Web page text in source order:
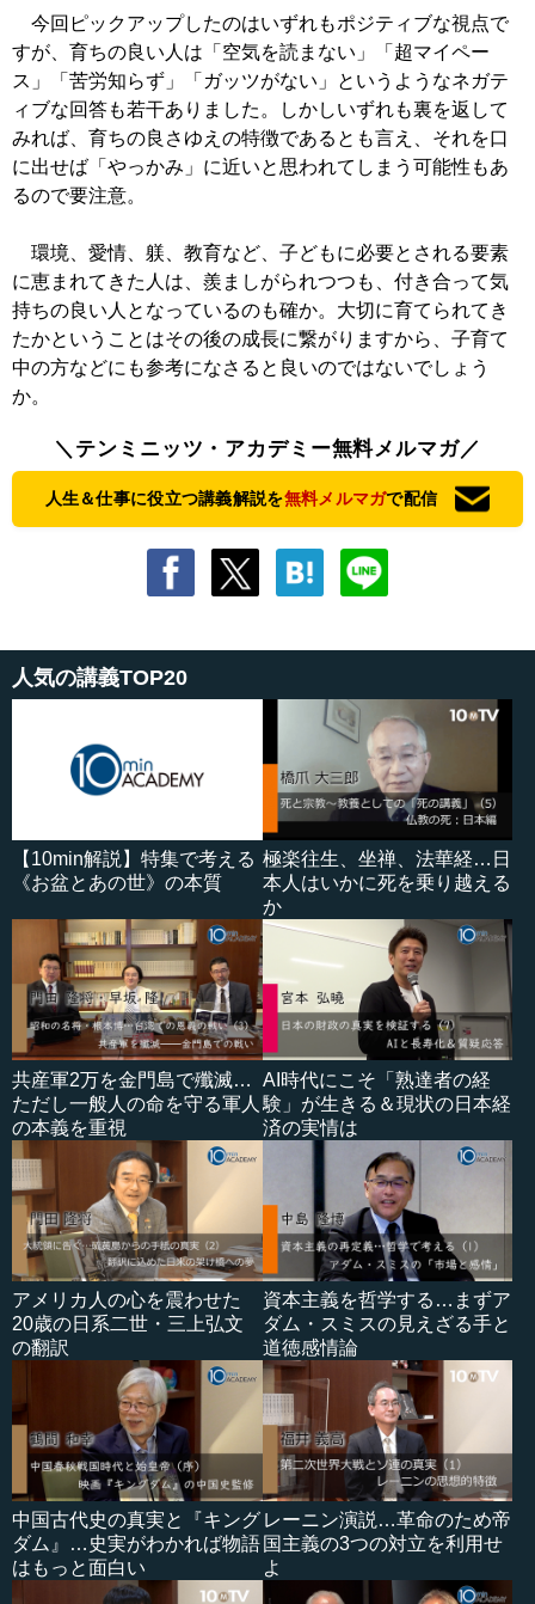
今回ピックアップしたのはいずれもポジティブな視点で
すが、育ちの良い人は「空気を読まない」「超マイペー
ス」「苦労知らず」「ガッツがない」というようなネガテ
ィブな回答も若干ありました。しかしいずれも裏を返して
みれば、育ちの良さゆえの特徴であるとも言え、それを口
に出せば「やっかみ」に近いと思われてしまう可能性もあ
るので要注意。
環境、愛情、躾、教育など、子どもに必要とされる要素
に恵まれてきた人は、羨ましがられつつも、付き合って気
持ちの良い人となっているのも確か。大切に育てられてき
たかということはその後の成長に繋がりますから、子育て
中の方などにも参考になさると良いのではないでしょう
か。
＼テンミニッツ・アカデミー無料メルマガ／
人生＆仕事に役立つ講義解説を無料メルマガで配信
人気の講義TOP20
【10min解説】特集で考える
《お盆とあの世》の本質
極楽往生、坐禅、法華経…日
本人はいかに死を乗り越える
か
共産軍2万を金門島で殲滅…
ただし一般人の命を守る軍人
の本義を重視
AI時代にこそ「熟達者の経
験」が生きる＆現状の日本経
済の実情は
アメリカ人の心を震わせた
20歳の日系二世・三上弘文
の翻訳
資本主義を哲学する…まずア
ダム・スミスの見えざる手と
道徳感情論
中国古代史の真実と『キング
ダム』…史実がわかれば物語
はもっと面白い
レーニン演説…革命のため帝
国主義の3つの対立を利用せ
よ